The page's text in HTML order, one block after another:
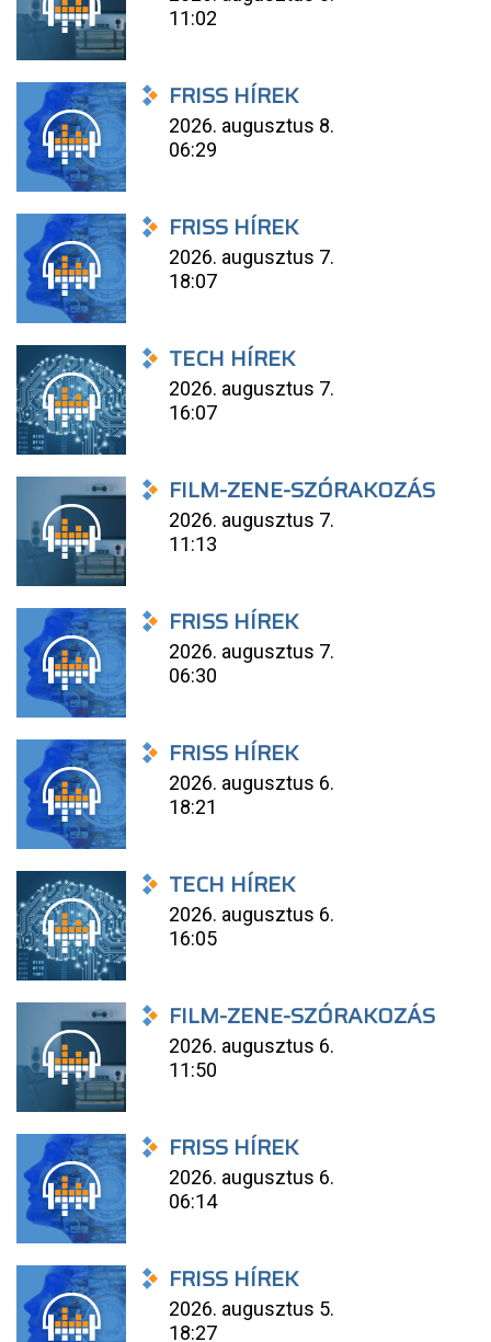
11:02
FRISS HÍREK
2026. augusztus 8.
06:29
FRISS HÍREK
2026. augusztus 7.
18:07
TECH HÍREK
2026. augusztus 7.
16:07
FILM-ZENE-SZÓRAKOZÁS
2026. augusztus 7.
11:13
FRISS HÍREK
2026. augusztus 7.
06:30
FRISS HÍREK
2026. augusztus 6.
18:21
TECH HÍREK
2026. augusztus 6.
16:05
FILM-ZENE-SZÓRAKOZÁS
2026. augusztus 6.
11:50
FRISS HÍREK
2026. augusztus 6.
06:14
FRISS HÍREK
2026. augusztus 5.
18:27